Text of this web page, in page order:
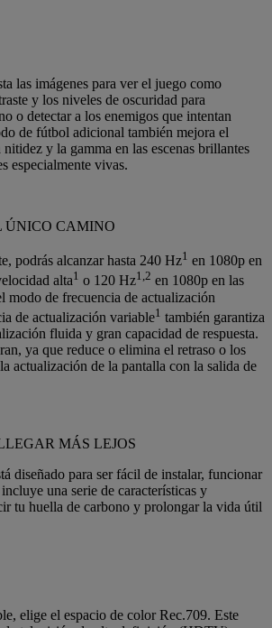
las imágenes para ver el juego como
y los niveles de oscuridad para
o detectar a los enemigos que intentan
de fútbol adicional también mejora el
y la gamma en las escenas brillantes
especialmente vivas.
ÚNICO CAMINO
podrás alcanzar hasta 240 Hz1 en 1080p en
alta1 o 120 Hz1,2 en 1080p en las
modo de frecuencia de actualización
de actualización variable1 también garantiza
fluida y gran capacidad de respuesta.
ya que reduce o elimina el retraso o los
actualización de la pantalla con la salida de
MÁS LEJOS
diseñado para ser fácil de instalar, funcionar
una serie de características y
tu huella de carbono y prolongar la vida útil
elige el espacio de color Rec.709. Este